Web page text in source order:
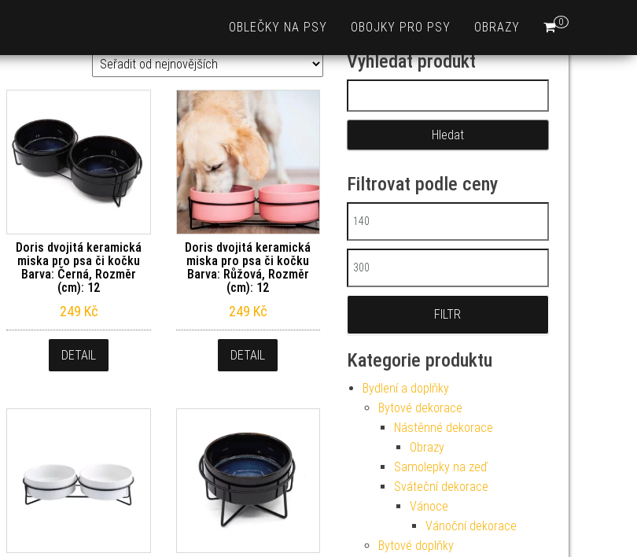
0
OBLEČKY NA PSY OBOJKY PRO PSY OBRAZY
Doris dvojitá keramická
miska pro psa či kočku
Barva: Černá, Rozměr
(cm): 12
249 Kč
DETAIL
Doris dvojitá keramická
miska pro psa či kočku
Barva: Růžová, Rozměr
(cm): 12
249 Kč
DETAIL
Vyhledat produkt
Filtrovat podle ceny
Minimální cena
Maximální cena
FILTR
Kategorie produktu
Bydlení a doplňky
Bytové dekorace
Nástěnné dekorace
Obrazy
Samolepky na zeď
Sváteční dekorace
Vánoce
Vánoční dekorace
Bytové doplňky